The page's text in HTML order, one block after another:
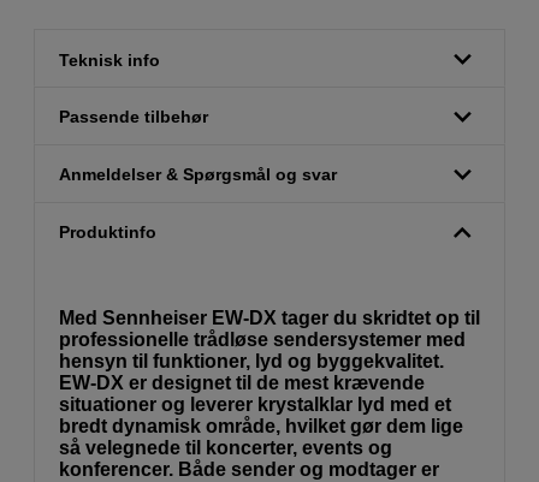
Teknisk info
Passende tilbehør
Anmeldelser & Spørgsmål og svar
Produktinfo
Med Sennheiser EW-DX tager du skridtet op til
professionelle trådløse sendersystemer med
hensyn til funktioner, lyd og byggekvalitet.
EW-DX er designet til de mest krævende
situationer og leverer krystalklar lyd med et
bredt dynamisk område, hvilket gør dem lige
så velegnede til koncerter, events og
konferencer. Både sender og modtager er